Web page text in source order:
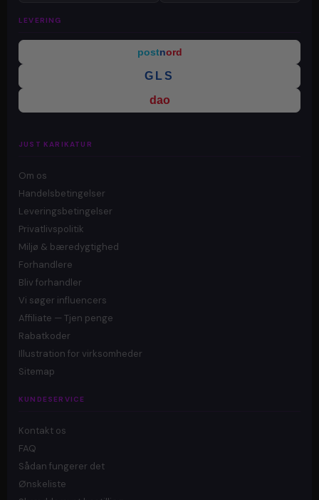
JUST KARIKATUR
Om os
Handelsbetingelser
Leveringsbetingelser
Privatlivspolitik
Miljø & bæredygtighed
Forhandlere
Bliv forhandler
Vi søger influencers
Affiliate — Tjen penge
Rabatkoder
Illustration for virksomheder
Sitemap
KUNDESERVICE
Kontakt os
FAQ
Sådan fungerer det
Ønskeliste
LEVERING
postnord
GLS
dao